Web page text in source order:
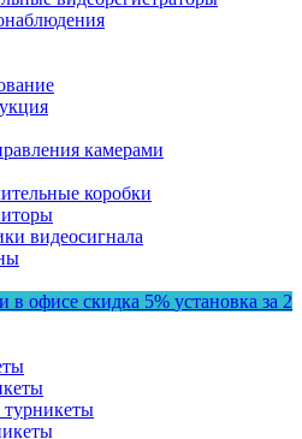
камерами
коробки
видеосигнала
в офисе скидка 5% установка за 2